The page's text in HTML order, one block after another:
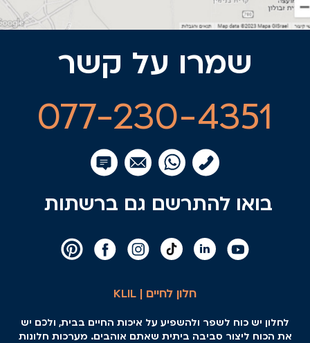
שמרו על קשר
077-230-4351
בואו להתרשם גם ברשתות
חלון לחיים | KLIL
לחלון יש כוח לשפר ולהשפיע על איכות החיים בבית, ולכם יש
את הכוח ליצור סביבה ביתית שאתם אוהבים. מערכות חלונות